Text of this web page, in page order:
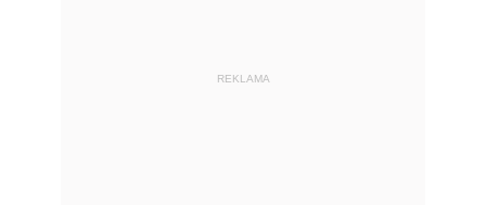
REKLAMA